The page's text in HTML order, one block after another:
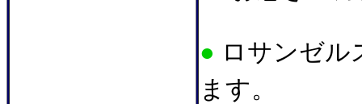
● ロサンゼル
ます。